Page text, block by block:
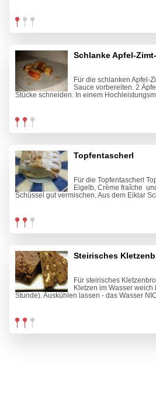
Schlanke Apfel-
Für die schlanken Apfel-
Sauce vorbereiten. 2
Stücke schneiden. In einem
Topfentascherl
Für die Topfentascherl
Eigelb, Crème fraîche
Schüssel gut vermischen. Aus dem Eiklar
Steirisches
Für steirisches
Kletzen im Wasser
Stunde). Auskühlen lassen - das Wasser